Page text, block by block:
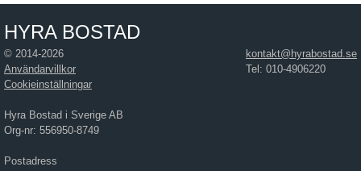
HYRA BOSTAD
kontakt@hyrabostad.se
Tel: 010-4906220
© 2014-2026
Användarvillkor
Cookieinställningar
Hyra Bostad i Sverige AB
Org-nr: 556950-8749
Postadress